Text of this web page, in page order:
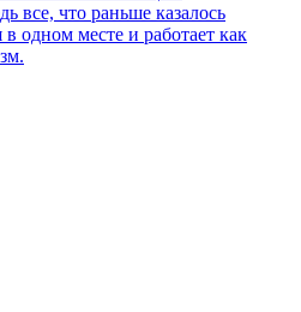
все, что раньше казалось
одном месте и работает как